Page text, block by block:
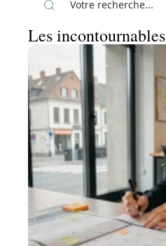
Les incontournables